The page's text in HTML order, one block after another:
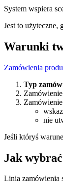
System wspiera
Jest to użyteczne,
Warunki
Zamówienia
Typ
nie
Jeśli któryś
Jak wybrać
Linia zamówienia